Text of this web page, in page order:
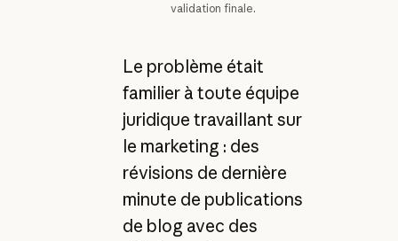
validation finale.
Le problème était
familier à toute équipe
juridique travaillant sur
le marketing : des
révisions de dernière
minute de publications
de blog avec des